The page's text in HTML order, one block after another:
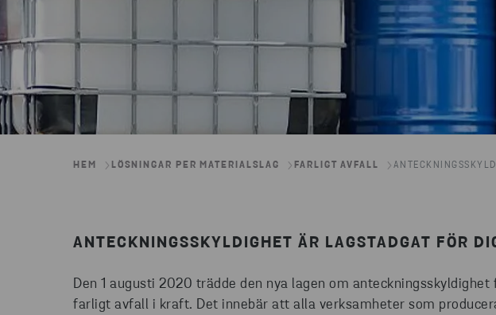
HEM LÖSNINGAR PER MATERIALSLAG FARLIGT AVFALL
ANTECKNINGSSKYLDIGHET ÄR LAGSTADGAT FÖR
Den 1 augusti 2020 trädde den nya lagen om anteckningsskyldighet
farligt avfall i kraft. Det innebär att alla verksamheter som